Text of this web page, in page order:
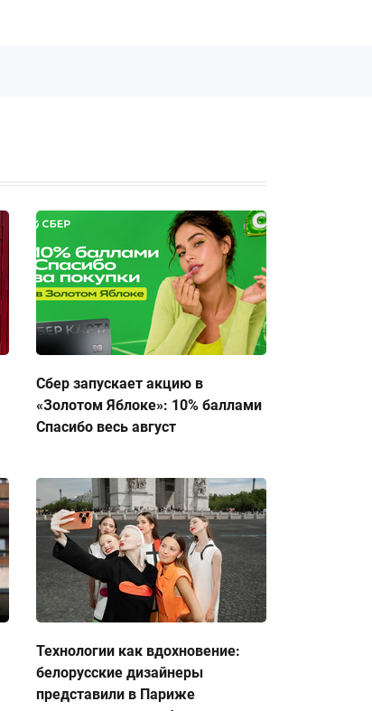
Сбер запускает акцию в
«Золотом Яблоке»: 10% баллами
Спасибо весь август
Технологии как вдохновение:
белорусские дизайнеры
представили в Париже